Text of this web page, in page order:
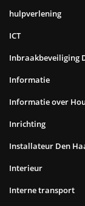
hulpverlening
ICT
Inbraakbeveiliging
Informatie
Informatie over
Inrichting
Installateur Den
Interieur
Interne transport